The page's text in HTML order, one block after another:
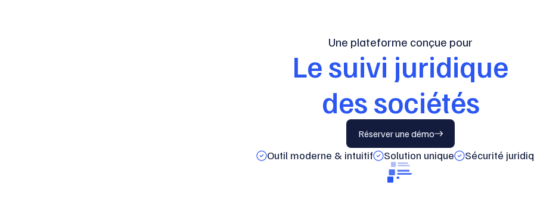
Une plateforme conçue pour
Le suivi juridique
des sociétés
Réserver une démo
Outil moderne & intuitif Solution unique Sécurité